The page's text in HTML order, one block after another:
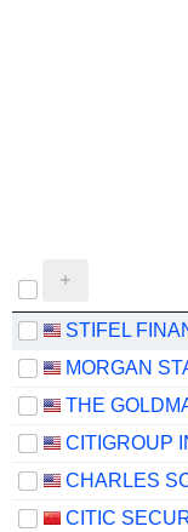
STIFEL
MORGAN
CITIGROUP
CHARLES